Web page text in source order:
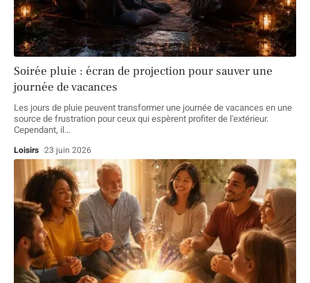
Soirée pluie : écran de projection pour sauver une
journée de vacances
Les jours de pluie peuvent transformer une journée de vacances en une
source de frustration pour ceux qui espèrent profiter de l'extérieur.
Cependant, il…
Loisirs 23 juin 2026